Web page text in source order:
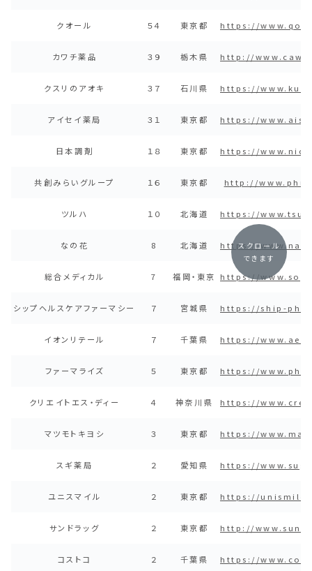
クオール ５４ 東京都 https://
カワチ薬品 ３９ 栃木県 http://
クスリのアオキ ３７ 石川県 https://
アイセイ薬局 ３１ 東京都 https://
日本調剤 １８ 東京都 https://
共創みらいグループ １６ 東京都 http://
ツルハ １０ 北海道 https://
なの花 8 北海道 https://
総合メディカル 7 福岡・東京 https://
シップヘルスケアファーマシー ７ 宮城県 https://ship-
イオンリテール ７ 千葉県 https://
ファーマライズ ５ 東京都 https://
クリエイトエス・ディー ４ 神奈川県 https://
マツモトキヨシ ３ 東京都 https://
スギ薬局 ２ 愛知県 https://
ユニスマイル ２ 東京都 https://
サンドラッグ ２ 東京都 http://
コストコ ２ 千葉県 https://
スクロール
できます